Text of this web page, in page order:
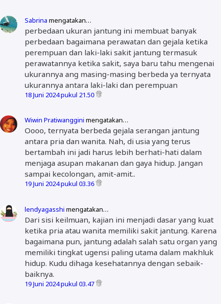
Sabrina mengatakan…
perbedaan ukuran jantung ini membuat banyak
perbedaan bagaimana perawatan dan gejala ketika
perempuan dan laki-laki sakit jantung termasuk
perawatannya ketika sakit, saya baru tahu mengenai
ukurannya ang masing-masing berbeda ya ternyata
ukurannya antara laki-laki dan perempuan
18 Juni 2024 pukul 21.50
Wiwin Pratiwanggini mengatakan…
Oooo, ternyata berbeda gejala serangan jantung
antara pria dan wanita. Nah, di usia yang terus
bertambah ini jadi harus lebih berhati-hati dalam
menjaga asupan makanan dan gaya hidup. Jangan
sampai kecolongan, amit-amit..
19 Juni 2024 pukul 03.36
lendyagasshi mengatakan…
Dari sisi keilmuan, kajian ini menjadi dasar yang kuat
ketika pria atau wanita memiliki sakit jantung. Karena
bagaimana pun, jantung adalah salah satu organ yang
memiliki tingkat ugensi paling utama dalam makhluk
hidup. Kudu dihaga kesehatannya dengan sebaik-
baiknya.
19 Juni 2024 pukul 03.47